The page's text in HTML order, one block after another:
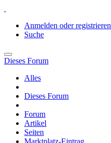
Anmelden oder registrieren
Suche
Dieses Forum
Alles
Dieses Forum
Forum
Artikel
Seiten
Marktplatz-Eintrag